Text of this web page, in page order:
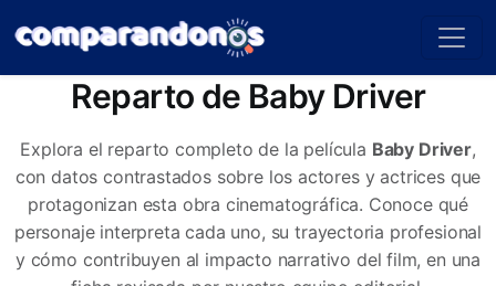
Reparto de Baby Driver
Explora el reparto completo de la película Baby Driver,
con datos contrastados sobre los actores y actrices que
protagonizan esta obra cinematográfica. Conoce qué
personaje interpreta cada uno, su trayectoria profesional
y cómo contribuyen al impacto narrativo del film, en una